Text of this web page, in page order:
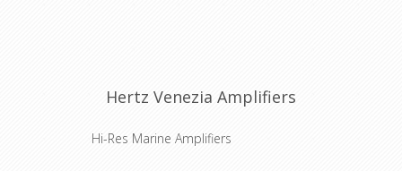
Hertz Venezia Amplifiers
Hi-Res Marine Amplifiers